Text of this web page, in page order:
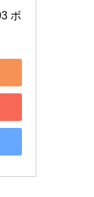
ボ